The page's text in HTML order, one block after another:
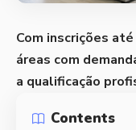
Com inscrições
áreas com
a qualificação
Contents